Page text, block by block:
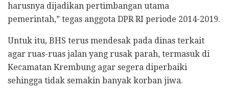
harusnya dijadikan pertimbangan utama
pemerintah,” tegas anggota DPR RI periode 2014-2019.
Untuk itu, BHS terus mendesak pada dinas terkait
agar ruas-ruas jalan yang rusak parah, termasuk di
Kecamatan Krembung agar segera diperbaiki
sehingga tidak semakin banyak korban jiwa.